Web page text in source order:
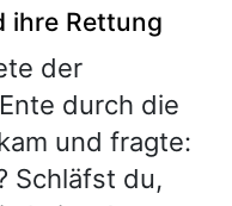
ihre Rettung
der
durch die
und fragte:
Schläfst du,